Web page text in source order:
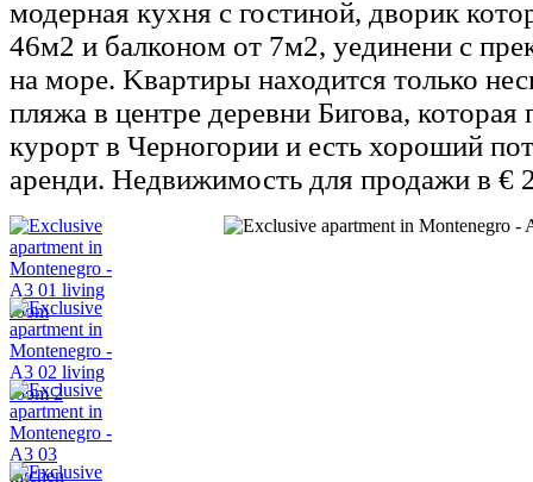
модерная кухня с гостиной, дворик
46м2 и балконом от 7м2, уединени с
на море. Kвартиры находится только
пляжа в центре деревни Бигова, которая
курорт в Черногории и есть хороший
аренди. Hедвижимость для продажи в €